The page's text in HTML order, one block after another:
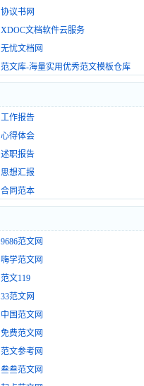
协议书网
XDOC文档软件云服务
无忧文档网
范文库-海量实用优秀范文模板仓库
工作报告
心得体会
述职报告
思想汇报
合同范本
9686范文网
嗨学范文网
范文119
33范文网
中国范文网
免费范文网
范文参考网
叁叁范文网